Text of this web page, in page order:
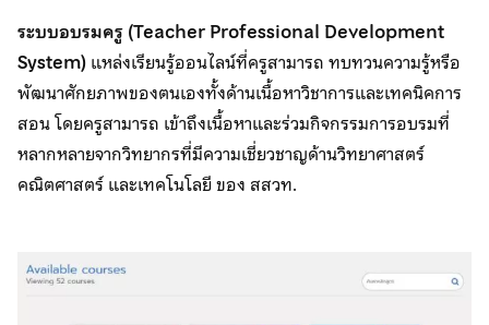
ระบบอบรมครู (Teacher Professional Development
System)แหล่งเรียนรู้ออนไลน์ที่ครูสามารถ ทบทวนความรู้หรือ
พัฒนาศักยภาพของตนเองทั้งด้านเนื้อหาวิชาการและเทคนิคการ
สอน โดยครูสามารถ เข้าถึงเนื้อหาและร่วมกิจกรรมการอบรมที่
หลากหลายจากวิทยากรที่มีความเชี่ยวชาญด้านวิทยาศาสตร์
คณิตศาสตร์ และเทคโนโลยี ของ สสวท.